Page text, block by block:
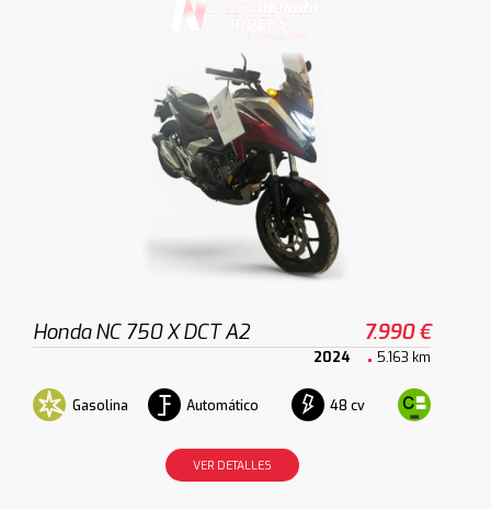
Honda NC 750 X DCT A2 7.990 €
2024 5.163 km
Gasolina Automático 48 cv
VER DETALLES